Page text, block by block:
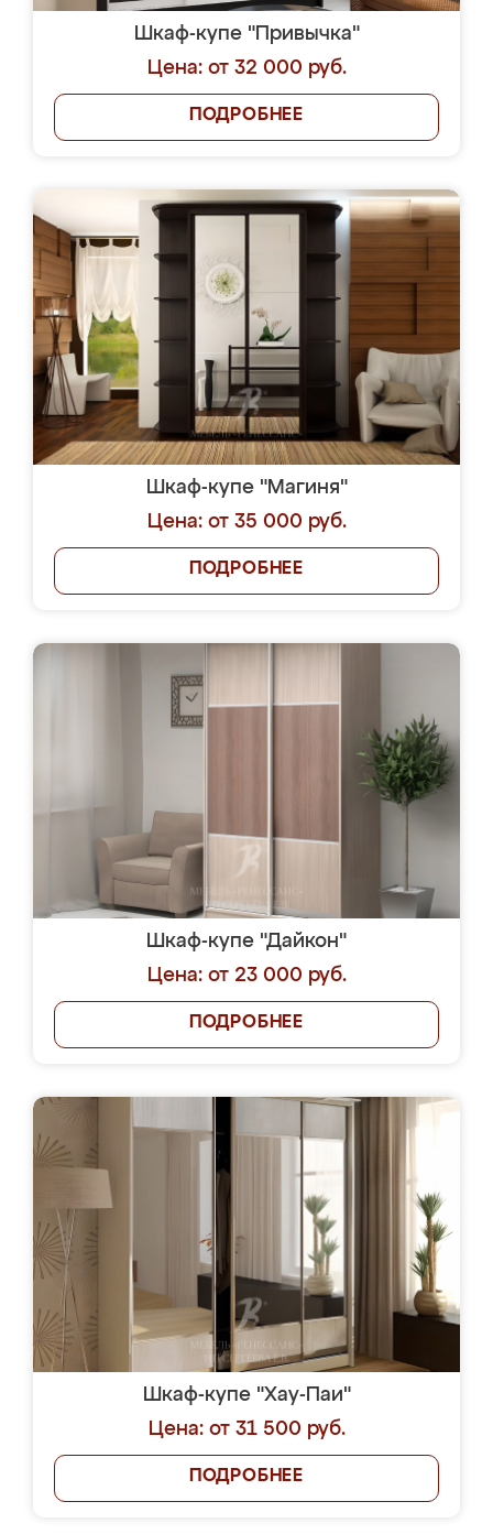
Шкаф-купе "Привычка"
Цена: от 32 000 руб.
ПОДРОБНЕЕ
Шкаф-купе "Магиня"
Цена: от 35 000 руб.
ПОДРОБНЕЕ
Шкаф-купе "Дайкон"
Цена: от 23 000 руб.
ПОДРОБНЕЕ
Шкаф-купе "Хау-Паи"
Цена: от 31 500 руб.
ПОДРОБНЕЕ